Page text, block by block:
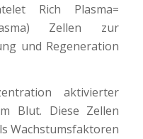
Rich Plasma=
Zellen zur
und Regeneration
aktivierter
Blut. Diese Zellen
Wachstumsfaktoren